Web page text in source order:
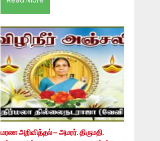
மரண அறிவித்தல் – அமரர். திருமதி.